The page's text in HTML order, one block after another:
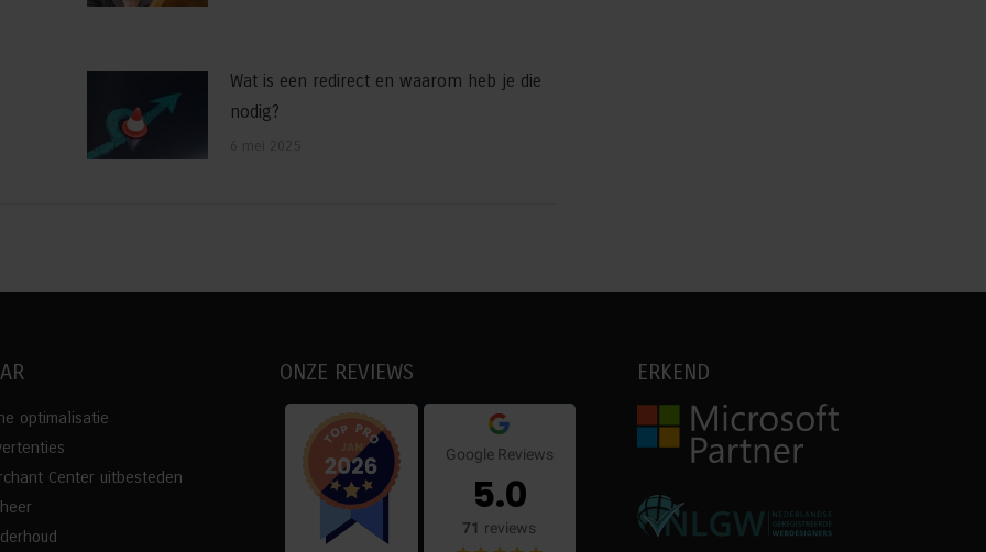
Wat is een redirect en waarom heb je die
nodig?
optimalisatie
Center uitbesteden
ONZE REVIEWS
Google Reviews
5.0
71 reviews
ERKEND